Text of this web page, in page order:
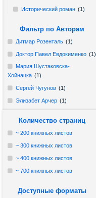
и
авторов.
Исторический роман (1)
Фильтр по Авторам
Дитмар Розенталь (1)
Доктор Павел Евдокименко (1)
Мария Шустаковска-
Хойнацка (1)
Сергей Чугунов (1)
Элизабет Арчер (1)
Количество страниц
~ 200 книжных листов
~ 300 книжных листов
~ 400 книжных листов
~ 700 книжных листов
Доступные форматы